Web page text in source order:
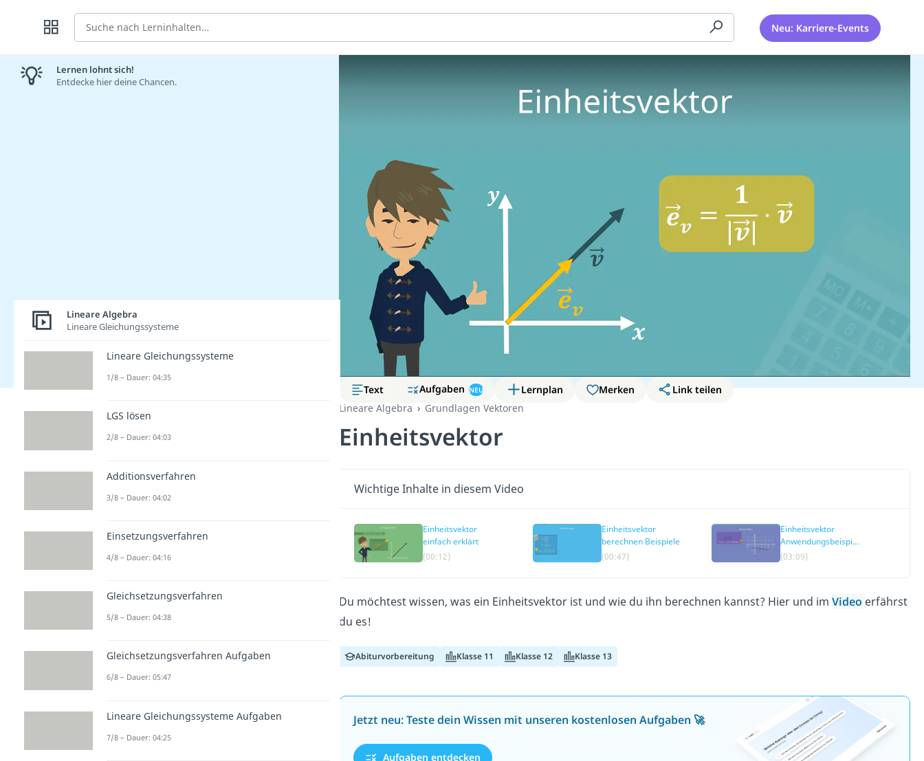
Suche Neu: Karriere-Events
Text Aufgaben NEU Lernplan Merken
Link teilen
Lineare Algebra
Grundlagen Vektoren
Einheitsvektor
Wichtige Inhalte in diesem Video
Einheitsvektor
einfach erklärt
(00:12)
Einheitsvektor
berechnen Beispiele
(00:47)
Einheitsvektor
Anwendungsbeispiel
(03:09)
Du möchtest wissen, was ein Einheitsvektor ist und wie du ihn berechnen kannst? Hier und im Video erfährst
du es!
Abiturvorbereitung Klasse 11 Klasse 12 Klasse 13
Jetzt neu: Teste dein Wissen mit unseren kostenlosen Aufgaben 🚀
Aufgaben entdecken
Lernen lohnt sich!
Entdecke hier deine Chancen.
Lineare Algebra
Lineare Gleichungssysteme
Lineare Gleichungssysteme
1/8 – Dauer: 04:35
LGS lösen
2/8 – Dauer: 04:03
Additionsverfahren
3/8 – Dauer: 04:02
Einsetzungsverfahren
4/8 – Dauer: 04:16
Gleichsetzungsverfahren
5/8 – Dauer: 04:38
Gleichsetzungsverfahren Aufgaben
6/8 – Dauer: 05:47
Lineare Gleichungssysteme Aufgaben
7/8 – Dauer: 04:25